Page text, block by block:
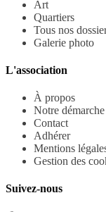
Art
Quartiers
Tous nos
Galerie photo
L'association
À propos
Notre démarche
Contact
Adhérer
Mentions
Gestion des
Suivez-nous